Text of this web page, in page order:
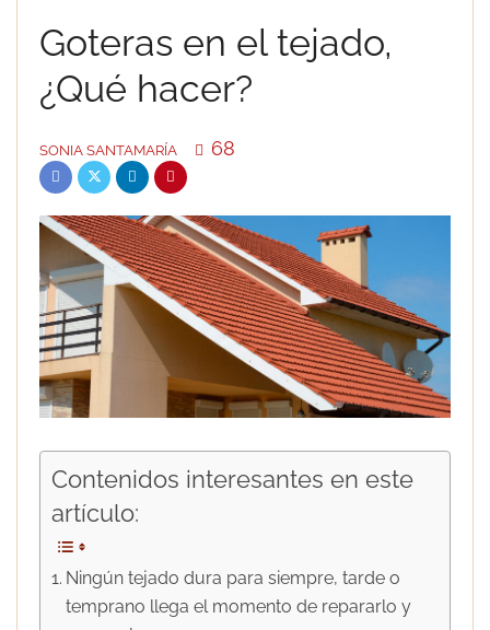
Goteras en el tejado,
¿Qué hacer?
SONIA SANTAMARÍA 68
Contenidos interesantes en este
artículo:
Ningún tejado dura para siempre, tarde o
temprano llega el momento de repararlo y